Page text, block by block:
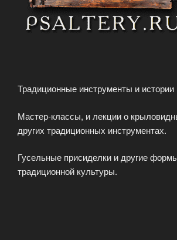
Традиционные инструменты и истории
Мастер-классы, и лекции о
других традиционных инструментах.
Гусельные присиделки и другие
традиционной культуры.